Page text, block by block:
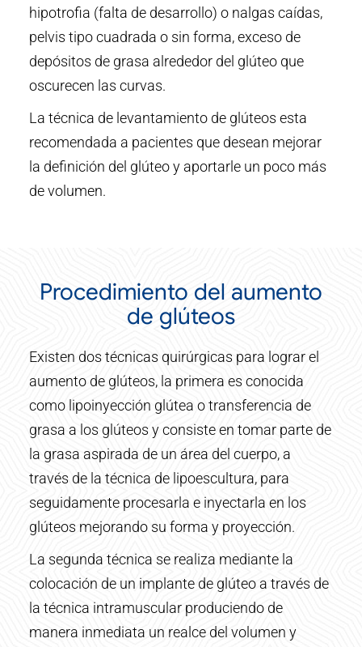
hipotrofia (falta de desarrollo) o nalgas caídas,
pelvis tipo cuadrada o sin forma, exceso de
depósitos de grasa alrededor del glúteo que
oscurecen las curvas.
La técnica de levantamiento de glúteos esta
recomendada a pacientes que desean mejorar
la definición del glúteo y aportarle un poco más
de volumen.
Procedimiento del aumento
de glúteos
Existen dos técnicas quirúrgicas para lograr el
aumento de glúteos, la primera es conocida
como lipoinyección glútea o transferencia de
grasa a los glúteos y consiste en tomar parte de
la grasa aspirada de un área del cuerpo, a
través de la técnica de lipoescultura, para
seguidamente procesarla e inyectarla en los
glúteos mejorando su forma y proyección.
La segunda técnica se realiza mediante la
colocación de un implante de glúteo a través de
la técnica intramuscular produciendo de
manera inmediata un realce del volumen y